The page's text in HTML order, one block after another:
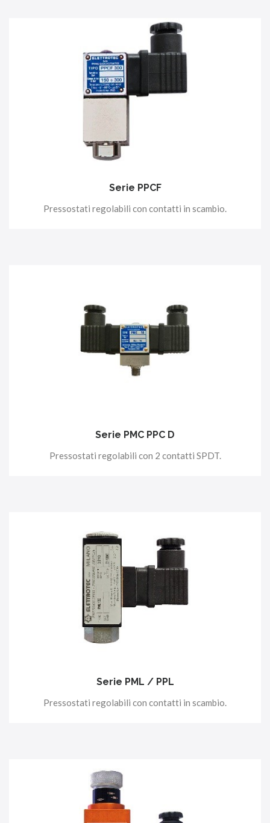
Serie PPCF
Pressostati regolabili con contatti in scambio.
Serie PMC PPC D
Pressostati regolabili con 2 contatti SPDT.
Serie PML / PPL
Pressostati regolabili con contatti in scambio.